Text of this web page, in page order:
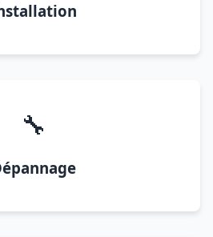
🔧